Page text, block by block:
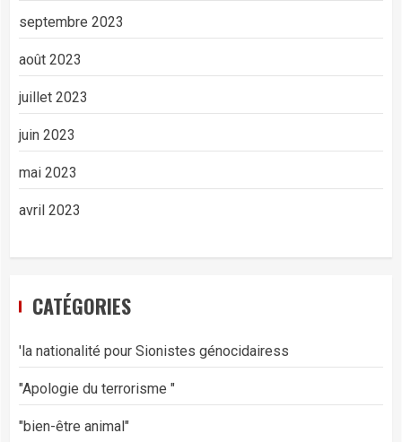
septembre 2023
août 2023
juillet 2023
juin 2023
mai 2023
avril 2023
CATÉGORIES
'la nationalité pour Sionistes génocidairess
"Apologie du terrorisme "
"bien-être animal"